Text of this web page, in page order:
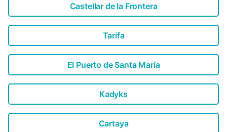
Castellar de la Frontera
Tarifa
El Puerto de Santa María
Kadyks
Cartaya